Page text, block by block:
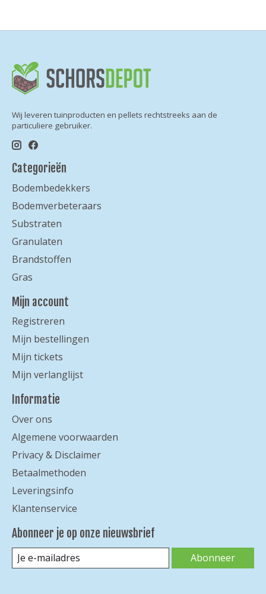
Wij leveren tuinproducten en pellets rechtstreeks aan de
particuliere gebruiker.
Categorieën
Bodembedekkers
Bodemverbeteraars
Substraten
Granulaten
Brandstoffen
Gras
Mijn account
Registreren
Mijn bestellingen
Mijn tickets
Mijn verlanglijst
Informatie
Over ons
Algemene voorwaarden
Privacy & Disclaimer
Betaalmethoden
Leveringsinfo
Klantenservice
Abonneer je op onze nieuwsbrief
Abonneer